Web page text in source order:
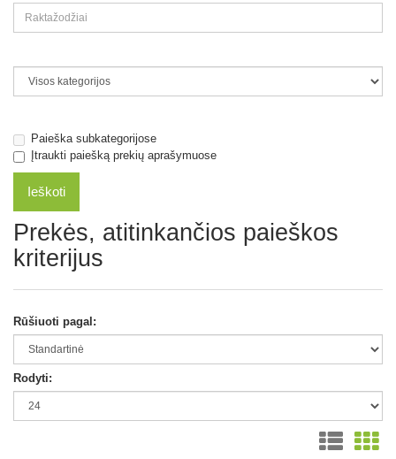
Paieška subkategorijose
Įtraukti paiešką prekių aprašymuose
Prekės, atitinkančios paieškos
kriterijus
Rūšiuoti pagal:
Rodyti: